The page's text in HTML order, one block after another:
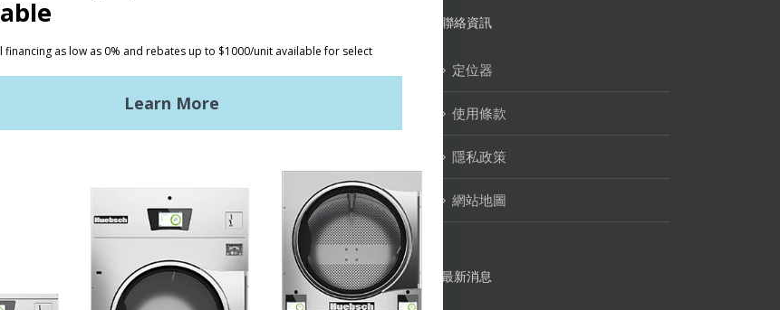
入門
聯絡資訊
定位器
使用條款
隱私政策
網站地圖
最新消息